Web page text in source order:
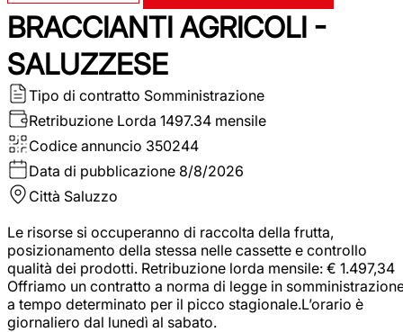
BRACCIANTI AGRICOLI -
SALUZZESE
Tipo di contratto Somministrazione
Retribuzione Lorda 1497.34 mensile
Codice annuncio 350244
Data di pubblicazione 8/8/2026
Città Saluzzo
Le risorse si occuperanno di raccolta della frutta,
posizionamento della stessa nelle cassette e controllo
qualità dei prodotti. Retribuzione lorda mensile: € 1.497,34
Offriamo un contratto a norma di legge in
a tempo determinato per il picco stagionale.L’orario è
giornaliero dal lunedì al sabato.